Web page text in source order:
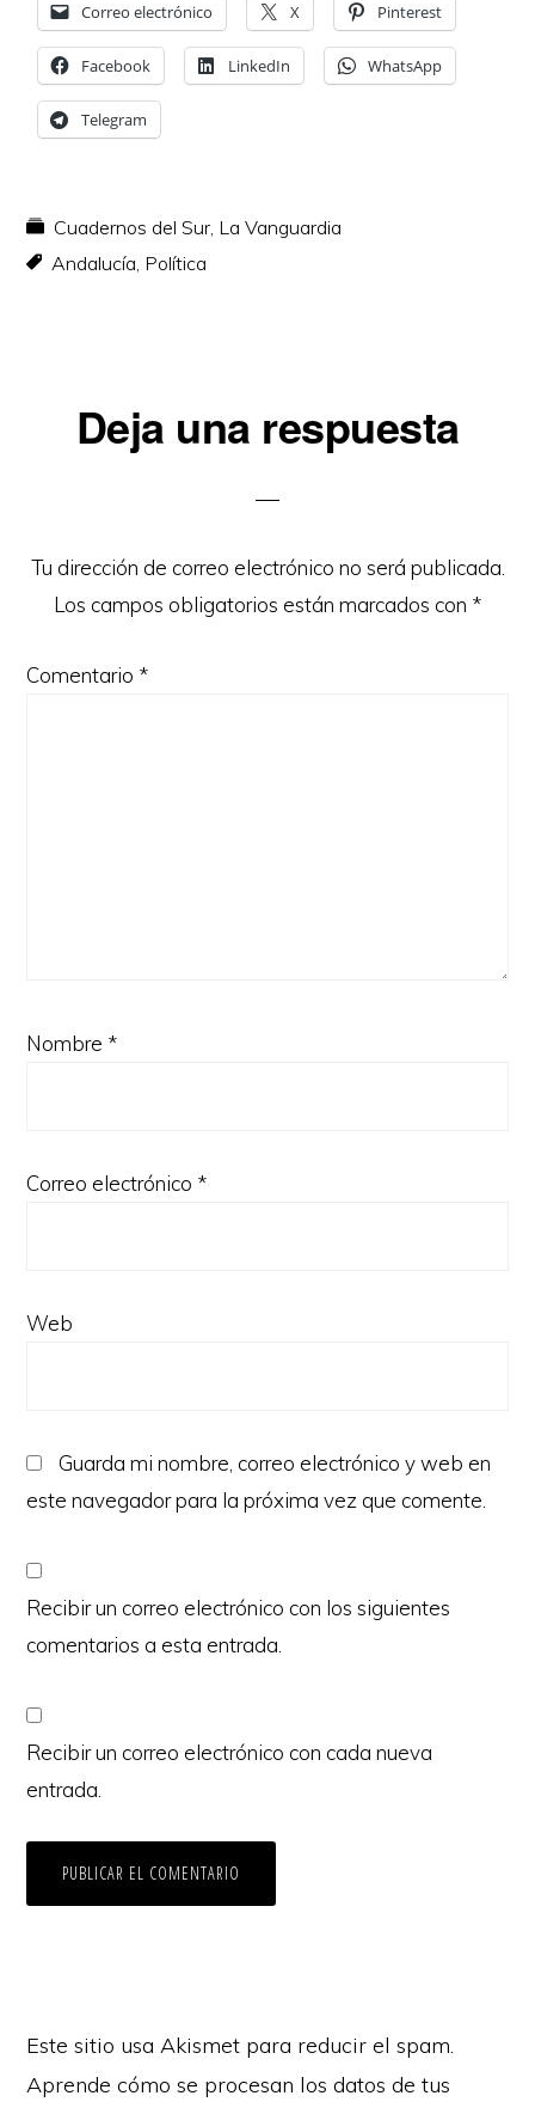
Correo electrónico X Pinterest
Facebook LinkedIn WhatsApp
Telegram
Cuadernos del Sur, La Vanguardia
Andalucía, Política
Interacciones
lectores
Deja una respuesta
Tu dirección de correo electrónico no será publicada.
Los campos obligatorios están marcados con *
Comentario *
Nombre *
Correo electrónico *
Web
Guarda mi nombre, correo electrónico y web en
este navegador para la próxima vez que comente.
Recibir un correo electrónico con los siguientes
comentarios a esta entrada.
Recibir un correo electrónico con cada nueva
entrada.
Este sitio usa Akismet para reducir el spam.
Aprende cómo se procesan los datos de tus